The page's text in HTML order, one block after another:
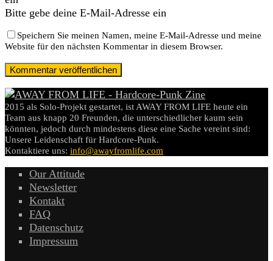
Bitte gebe deine E-Mail-Adresse ein
Speichern Sie meinen Namen, meine E-Mail-Adresse und meine
Website für den nächsten Kommentar in diesem Browser.
2015 als Solo-Projekt gestartet, ist AWAY FROM LIFE heute ein
Team aus knapp 20 Freunden, die unterschiedlicher kaum sein
könnten, jedoch durch mindestens diese eine Sache vereint sind:
Unsere Leidenschaft für Hardcore-Punk.
Kontaktiere uns: info@awayfromlife.com
Our Attitude
Newsletter
Kontakt
FAQ
Datenschutz
Impressum